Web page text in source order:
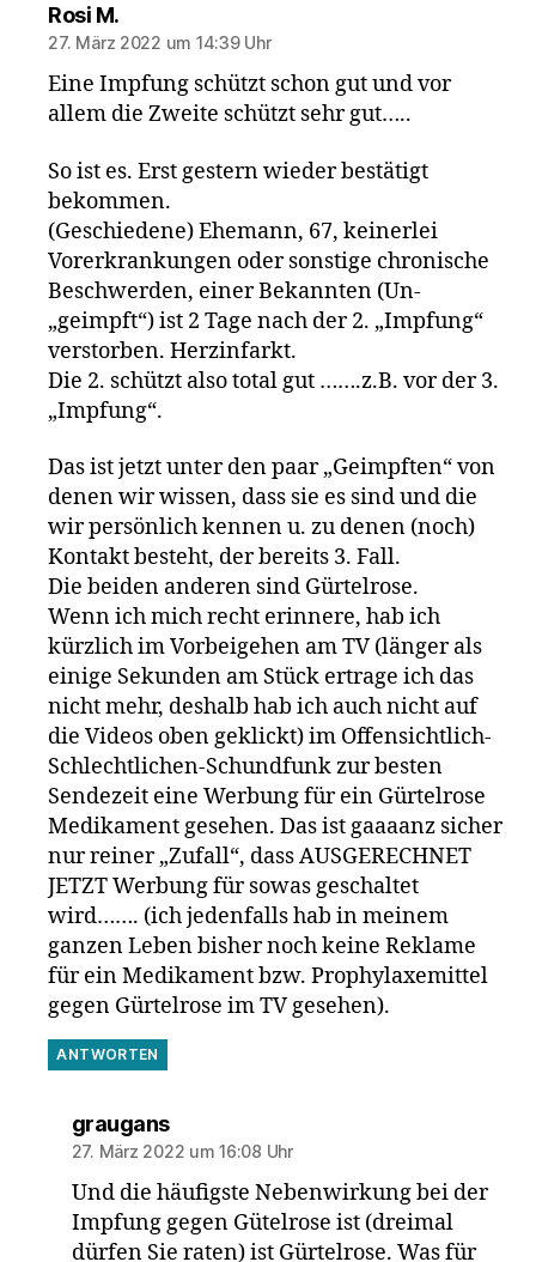
Rosi M.sagt:
27. März 2022 um 14:39 Uhr
Eine Impfung schützt schon gut und vor
allem die Zweite schützt sehr gut…..
So ist es. Erst gestern wieder bestätigt
bekommen.
(Geschiedene) Ehemann, 67, keinerlei
Vorerkrankungen oder sonstige chronische
Beschwerden, einer Bekannten (Un-
„geimpft“) ist 2 Tage nach der 2. „Impfung“
verstorben. Herzinfarkt.
Die 2. schützt also total gut …….z.B. vor der 3.
„Impfung“.
Das ist jetzt unter den paar „Geimpften“ von
denen wir wissen, dass sie es sind und die
wir persönlich kennen u. zu denen (noch)
Kontakt besteht, der bereits 3. Fall.
Die beiden anderen sind Gürtelrose.
Wenn ich mich recht erinnere, hab ich
kürzlich im Vorbeigehen am TV (länger als
einige Sekunden am Stück ertrage ich das
nicht mehr, deshalb hab ich auch nicht auf
die Videos oben geklickt) im Offensichtlich-
Schlechtlichen-Schundfunk zur besten
Sendezeit eine Werbung für ein Gürtelrose
Medikament gesehen. Das ist gaaaanz sicher
nur reiner „Zufall“, dass AUSGERECHNET
JETZT Werbung für sowas geschaltet
wird……. (ich jedenfalls hab in meinem
ganzen Leben bisher noch keine Reklame
für ein Medikament bzw. Prophylaxemittel
gegen Gürtelrose im TV gesehen).
ANTWORTEN
grauganssagt:
27. März 2022 um 16:08 Uhr
Und die häufigste Nebenwirkung bei der
Impfung gegen Gütelrose ist (dreimal
dürfen Sie raten) ist Gürtelrose. Was für